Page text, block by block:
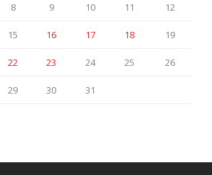
8 9 10 11 12
15 16 17 18 19
22 23 24 25 26
29 30
31